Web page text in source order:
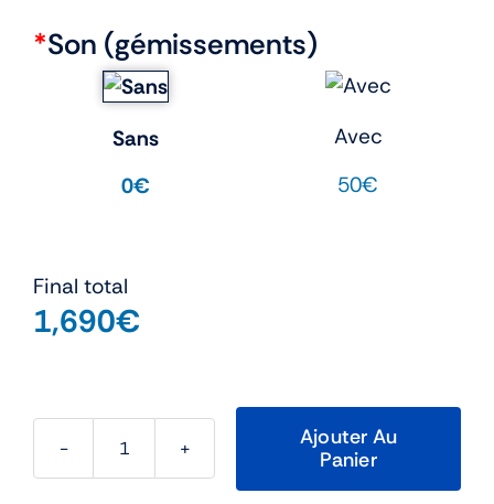
*Son (gémissements)
Sans
0€
Avec
50€
Final total
1,690€
quantité
Ajouter Au
Panier